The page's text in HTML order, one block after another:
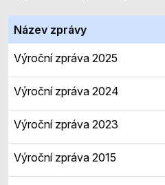
Název zprávy
Výroční zpráva 2025
Výroční zpráva 2024
Výroční zpráva 2023
Výroční zpráva 2015